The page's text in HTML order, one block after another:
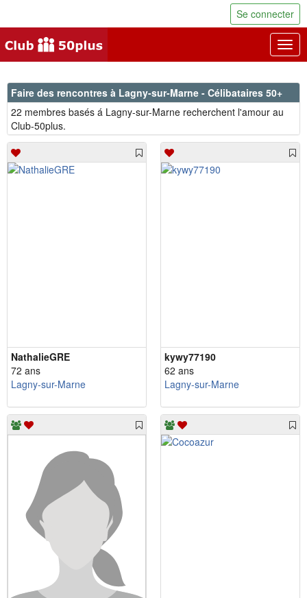
Se connecter
Faire des rencontres à Lagny-sur-Marne - Célibataires 50+
22 membres basés á Lagny-sur-Marne recherchent l'amour au
Club-50plus.
NathalieGRE
72 ans
Lagny-sur-Marne
kywy77190
62 ans
Lagny-sur-Marne